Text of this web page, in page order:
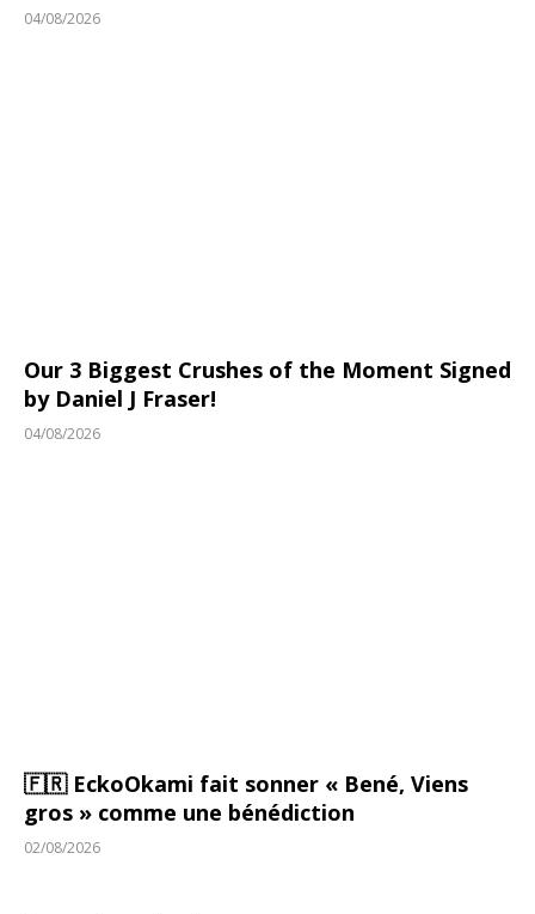
04/08/2026
Our 3 Biggest Crushes of the Moment Signed
by Daniel J Fraser!
04/08/2026
🇫🇷 EckoOkami fait sonner « Bené, Viens
gros » comme une bénédiction
02/08/2026